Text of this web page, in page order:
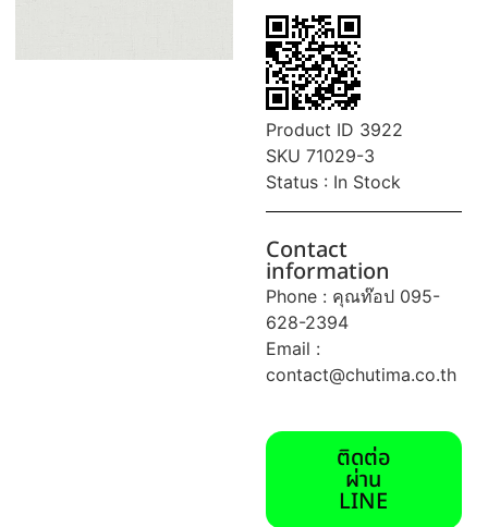
Product ID 3922
SKU 71029-3
Status : In Stock
Contact
information
Phone : คุณท๊อป 095-
628-2394
Email :
contact@chutima.co.th
ติดต่อ
ผ่าน
LINE